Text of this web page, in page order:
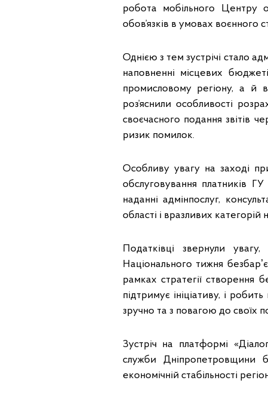
робота мобільного Центру
обов’язків в умовах воєнного
Однією з тем зустрічі стало
наповненні місцевих
промисловому регіону, а й
роз’яснили особливості
своєчасного подання звітів
ризик помилок.
Особливу увагу на заході
обслуговування платників
наданні адмінпослуг,
області і вразливих категорій
Податківці звернули
Національного тижня
рамках стратегії створення
підтримує ініціативу, і
зручно та з повагою до своїх
Зустріч на платформі
служби Дніпропетровщини
економічній стабільності